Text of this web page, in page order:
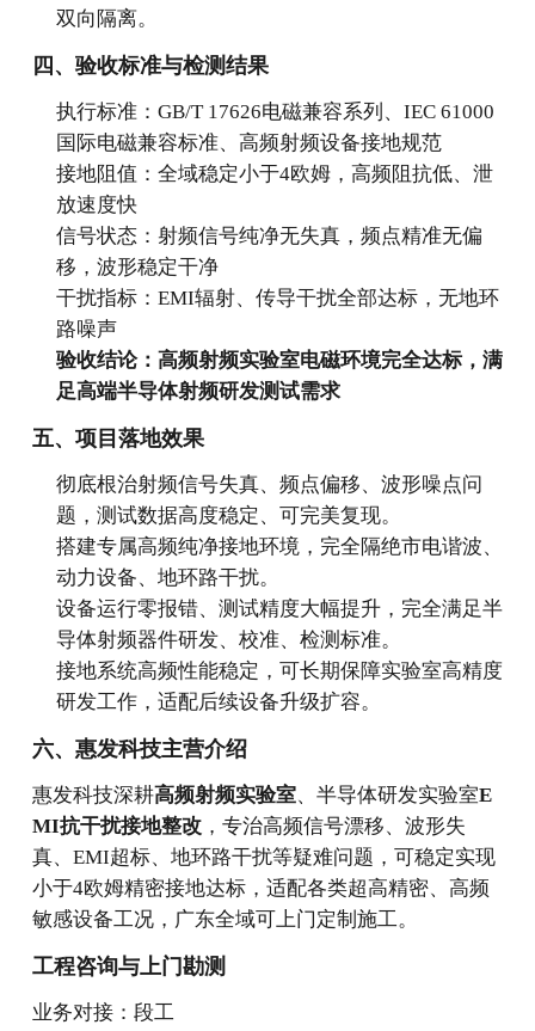
双向隔离。
四、验收标准与检测结果
执行标准：GB/T 17626电磁兼容系列、IEC 61000
国际电磁兼容标准、高频射频设备接地规范
接地阻值：全域稳定小于4欧姆，高频阻抗低、泄
放速度快
信号状态：射频信号纯净无失真，频点精准无偏
移，波形稳定干净
干扰指标：EMI辐射、传导干扰全部达标，无地环
路噪声
验收结论：高频射频实验室电磁环境完全达标，满
足高端半导体射频研发测试需求
五、项目落地效果
彻底根治射频信号失真、频点偏移、波形噪点问
题，测试数据高度稳定、可完美复现。
搭建专属高频纯净接地环境，完全隔绝市电谐波、
动力设备、地环路干扰。
设备运行零报错、测试精度大幅提升，完全满足半
导体射频器件研发、校准、检测标准。
接地系统高频性能稳定，可长期保障实验室高精度
研发工作，适配后续设备升级扩容。
六、惠发科技主营介绍
惠发科技深耕高频射频实验室、半导体研发实验室E
MI抗干扰接地整改，专治高频信号漂移、波形失
真、EMI超标、地环路干扰等疑难问题，可稳定实现
小于4欧姆精密接地达标，适配各类超高精密、高频
敏感设备工况，广东全域可上门定制施工。
工程咨询与上门勘测
业务对接：段工